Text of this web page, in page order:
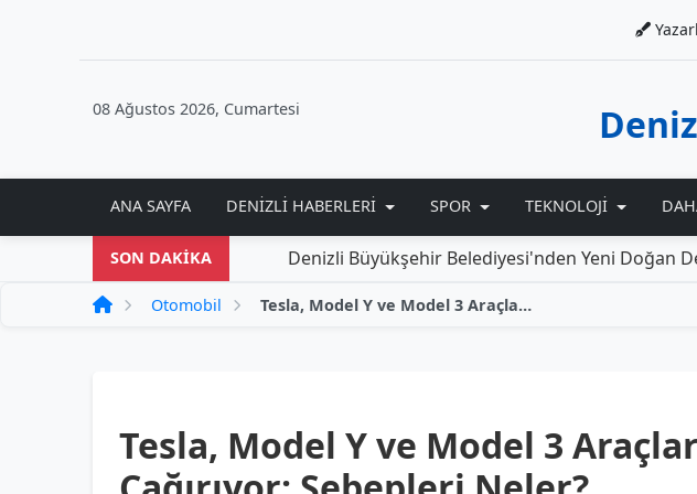
08 Ağustos 2026, Cumartesi
ANA SAYFA DENIZLI HABERLERI SPOR TEKNOLOJI
SON DAKİKADenizli Büyükşehir Belediyesi'nden Yeni Doğan Destekleri
Otomobil Tesla, Model Y ve Model 3 Araçlarını Geri Çağırıyor: Sebepleri Neler?
Tesla, Model Y ve Model 3